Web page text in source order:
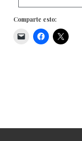
Comparte esto: